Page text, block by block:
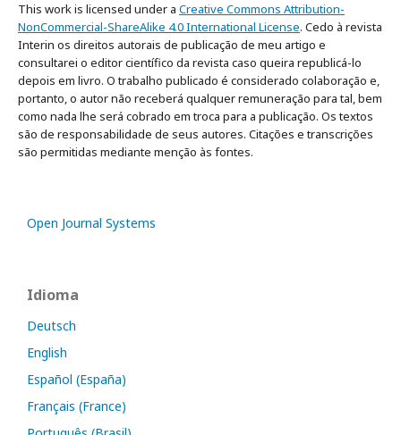
This work is licensed under a Creative Commons Attribution-
NonCommercial-ShareAlike 4.0 International License. Cedo à revista
Interin os direitos autorais de publicação de meu artigo e
consultarei o editor científico da revista caso queira republicá-lo
depois em livro. O trabalho publicado é considerado colaboração e,
portanto, o autor não receberá qualquer remuneração para tal, bem
como nada lhe será cobrado em troca para a publicação. Os textos
são de responsabilidade de seus autores. Citações e transcrições
são permitidas mediante menção às fontes.
Open Journal Systems
Idioma
Deutsch
English
Español (España)
Français (France)